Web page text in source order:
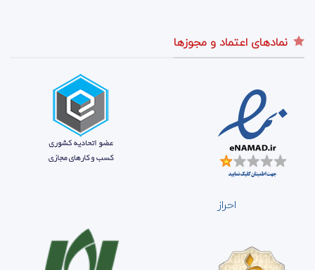
نمادهای اعتماد و مجوزها
احراز